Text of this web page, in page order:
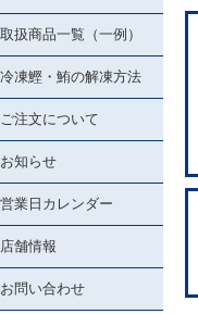
取扱商品一覧（一例）
冷凍鰹・鮪の解凍方法
ご注文について
お知らせ
営業日カレンダー
店舗情報
お問い合わせ